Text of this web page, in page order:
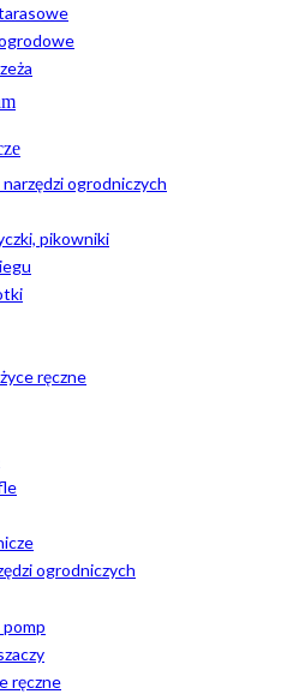
ogrodniczych
pikowniki
ręczne
ogrodniczych
ręczne